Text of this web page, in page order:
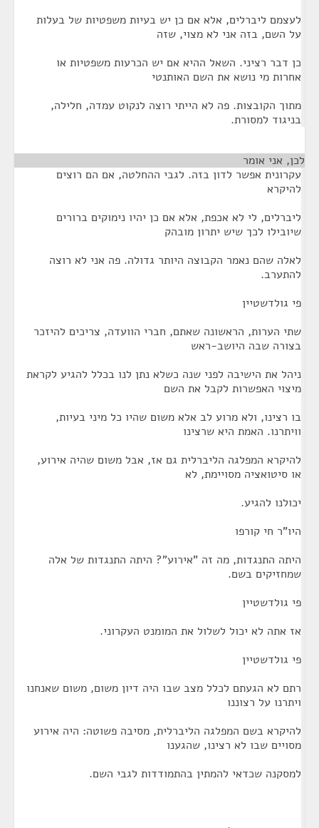
לעצמם ליברלים, אלא אם כן יש בעיות משפטיות של בעלות
על השם, בזה אני לא מצוי, שזה
כן דבר רציני. השאל ההיא אם יש הכרעות משפטיות או
אחרות מי נושא את השם האותנטי
מתוך הקובצות. פה לא הייתי רוצה לנקוט עמדה, חלילה,
בניגוד למסורת.
לכן, אני אומר
עקרונית אפשר לדון בזה. לגבי ההחלטה, אם הם רוצים
להיקרא
ליברלים, לי לא אכפת, אלא אם כן יהיו נימוקים ברורים
שיובילו לכך שיש יתרון מובהק
לאלה שהם נאמר הקבוצה היותר גדולה. פה אני לא רוצה
להתערב.
פי גולדשטיין
שתי הערות, הראשונה שאתם, חברי הוועדה, צריכים להיזכר
בצורה שבה היושב-ראש
ניהל את הישיבה לפני שנה כשלא נתן לנו בכלל להגיע לקראת
מיצוי האפשרות לקבל את השם
בו רצינו, ולא מרוע לב אלא משום שהיו כל מיני בעיות,
וויתרנו. האמת היא שרצינו
להיקרא המפלגה הליברלית גם אז, אבל משום שהיה אירוע,
או סיטואציה מסויימת, לא
יכולנו להגיע.
היו"ר חי קורפו
היתה התנגדות, מה זה "אירוע"? היתה התנגדות של אלה
שמחזיקים בשם.
פי גולדשטיין
אז אתה לא יכול לשלול את המומנט העקרוני.
פי גולדשטיין
רתם לא הגעתם לכלל מצב שבו היה דיון משום, משום שאנחנו
ויתרנו על רצוננו
להיקרא בשם המפלגה הליברלית, מסיבה פשוטה: היה אירוע
מסויים שבו לא רצינו, שהגענו
למסקנה שכדאי להמתין בהתמודדות לגבי השם.